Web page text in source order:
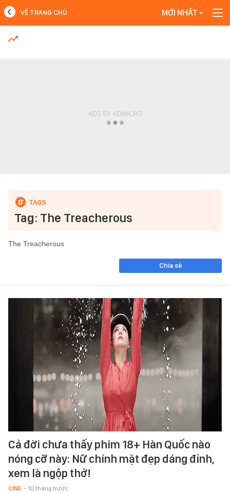
MỚI NHẤT
VỀ TRANG CHỦ MỚI NHẤT
Tag: The Treacherous
The Treacherous
Chia sẻ
Cả đời chưa thấy phim 18+ Hàn Quốc nào
nóng cỡ này: Nữ chính mặt đẹp dáng đỉnh,
xem là ngộp thở!
CINE - 10 tháng trước